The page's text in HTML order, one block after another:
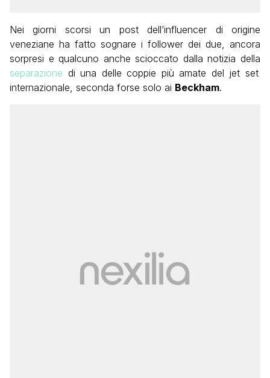
Nei giorni scorsi un post dell’influencer di origine
veneziane ha fatto sognare i follower dei due, ancora
sorpresi e qualcuno anche scioccato dalla notizia della
separazione di una delle coppie più amate del jet set
internazionale, seconda forse solo ai Beckham.